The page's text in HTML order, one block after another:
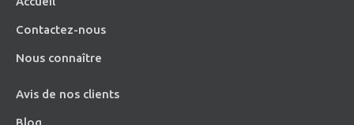
Contactez-nous
Nous connaître
Avis de nos clients
Blog